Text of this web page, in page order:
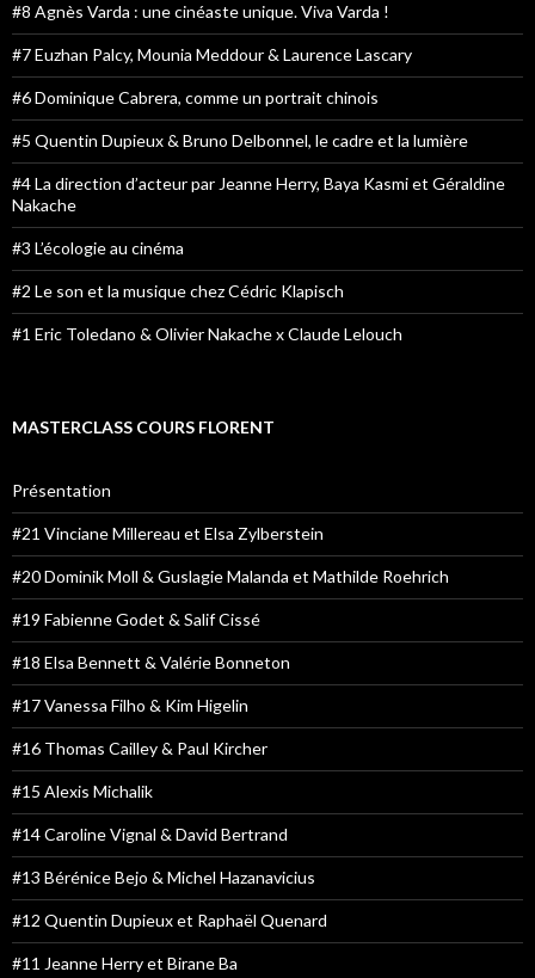
#8 Agnès Varda : une cinéaste unique. Viva Varda !
#7 Euzhan Palcy, Mounia Meddour & Laurence Lascary
#6 Dominique Cabrera, comme un portrait chinois
#5 Quentin Dupieux & Bruno Delbonnel, le cadre et la lumière
#4 La direction d’acteur par Jeanne Herry, Baya Kasmi et Géraldine
Nakache
#3 L’écologie au cinéma
#2 Le son et la musique chez Cédric Klapisch
#1 Eric Toledano & Olivier Nakache x Claude Lelouch
MASTERCLASS COURS FLORENT
Présentation
#21 Vinciane Millereau et Elsa Zylberstein
#20 Dominik Moll & Guslagie Malanda et Mathilde Roehrich
#19 Fabienne Godet & Salif Cissé
#18 Elsa Bennett & Valérie Bonneton
#17 Vanessa Filho & Kim Higelin
#16 Thomas Cailley & Paul Kircher
#15 Alexis Michalik
#14 Caroline Vignal & David Bertrand
#13 Bérénice Bejo & Michel Hazanavicius
#12 Quentin Dupieux et Raphaël Quenard
#11 Jeanne Herry et Birane Ba